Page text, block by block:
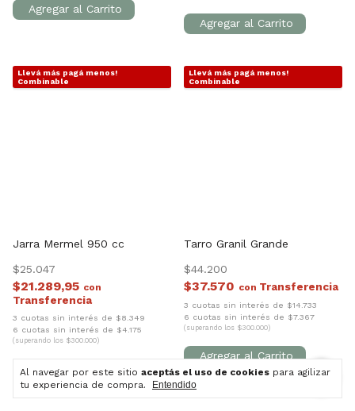
Al navegar por este sitio aceptás el uso de cookies para agilizar
tu experiencia de compra.
Entendido
Llevá más pagá menos!
Combinable
Jarra Mermel 950 cc
$25.047
$21.289,95 con
3 cuotas sin interés de $8.349
6 cuotas sin interés de $4.175
(superando los $300.000)
Llevá más pagá menos!
Combinable
Tarro Granil Grande
$44.200
$37.570 con
3 cuotas sin interés de $14.733
6 cuotas sin interés de $7.367
(superando los $300.000)